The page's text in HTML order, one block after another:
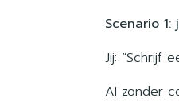
Scenario
Jij: “Schrijf
AI zonder